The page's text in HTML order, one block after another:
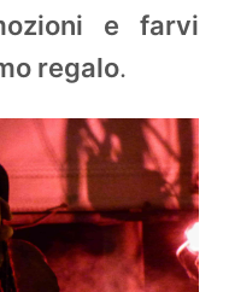
e farvi
regalo.